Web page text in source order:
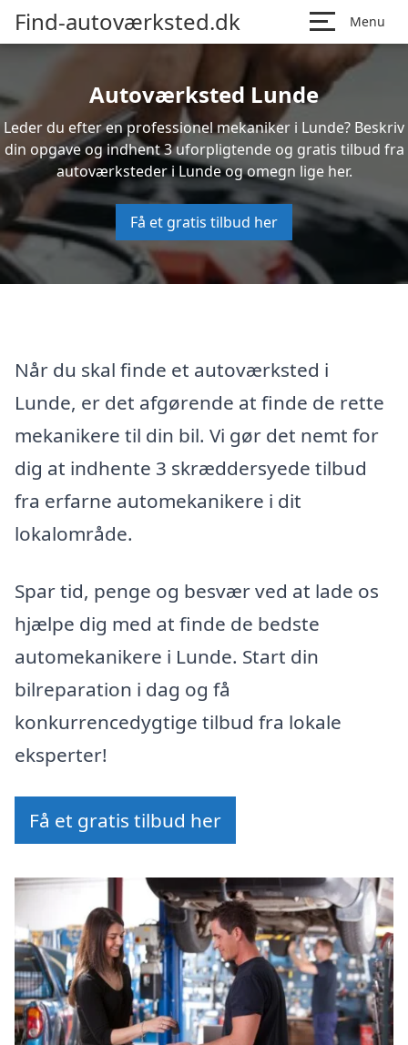
Find-autoværksted.dk Menu
Autoværksted Lunde
Leder du efter en professionel mekaniker i Lunde? Beskriv
din opgave og indhent 3 uforpligtende og gratis tilbud fra
autoværksteder i Lunde og omegn lige her.
Få et gratis tilbud her
Når du skal finde et autoværksted i
Lunde, er det afgørende at finde de rette
mekanikere til din bil. Vi gør det nemt for
dig at indhente 3 skræddersyede tilbud
fra erfarne automekanikere i dit
lokalområde.
Spar tid, penge og besvær ved at lade os
hjælpe dig med at finde de bedste
automekanikere i Lunde. Start din
bilreparation i dag og få
konkurrencedygtige tilbud fra lokale
eksperter!
Få et gratis tilbud her